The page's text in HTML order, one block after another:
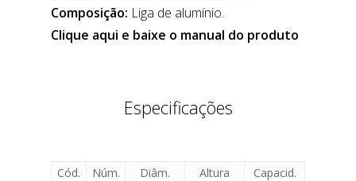
Composição: Liga de alumínio.
Clique aqui e baixe o manual do produto
Especificações
Cód. Núm. Diâm. Altura
Capacid.